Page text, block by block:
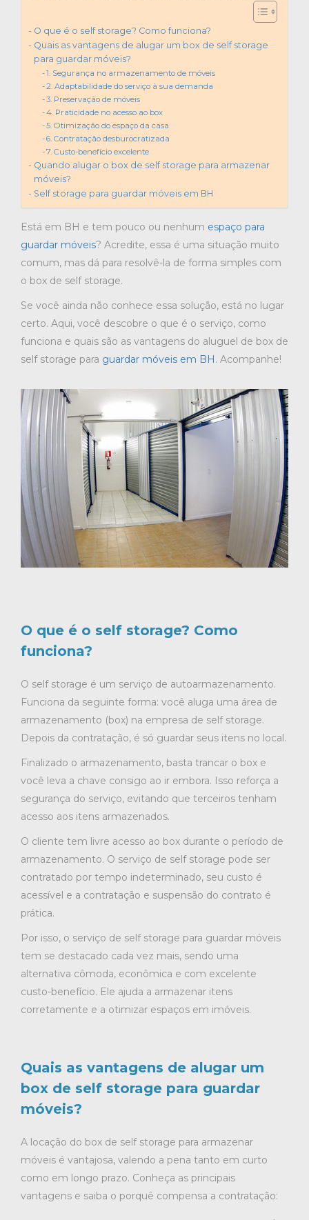
O que é o self storage? Como funciona?
Quais as vantagens de alugar um box de self storage
para guardar móveis?
1. Segurança no armazenamento de móveis
2. Adaptabilidade do serviço à sua demanda
3. Preservação de móveis
4. Praticidade no acesso ao box
5. Otimização do espaço da casa
6. Contratação desburocratizada
7. Custo-benefício excelente
Quando alugar o box de self storage para armazenar
móveis?
Self storage para guardar móveis em BH
Está em BH e tem pouco ou nenhum espaço para
guardar móveis? Acredite, essa é uma situação muito
comum, mas dá para resolvê-la de forma simples com
o box de self storage.
Se você ainda não conhece essa solução, está no lugar
certo. Aqui, você descobre o que é o serviço, como
funciona e quais são as vantagens do aluguel de box de
self storage para guardar móveis em BH. Acompanhe!
O que é o self storage? Como
funciona?
O self storage é um serviço de autoarmazenamento.
Funciona da seguinte forma: você aluga uma área de
armazenamento (box) na empresa de self storage.
Depois da contratação, é só guardar seus itens no local.
Finalizado o armazenamento, basta trancar o box e
você leva a chave consigo ao ir embora. Isso reforça a
segurança do serviço, evitando que terceiros tenham
acesso aos itens armazenados.
O cliente tem livre acesso ao box durante o período de
armazenamento. O serviço de self storage pode ser
contratado por tempo indeterminado, seu custo é
acessível e a contratação e suspensão do contrato é
prática.
Por isso, o serviço de self storage para guardar móveis
tem se destacado cada vez mais, sendo uma
alternativa cômoda, econômica e com excelente
custo-benefício. Ele ajuda a armazenar itens
corretamente e a otimizar espaços em imóveis.
Quais as vantagens de alugar um
box de self storage para guardar
móveis?
A locação do box de self storage para armazenar
móveis é vantajosa, valendo a pena tanto em curto
como em longo prazo. Conheça as principais
vantagens e saiba o porquê compensa a contratação: